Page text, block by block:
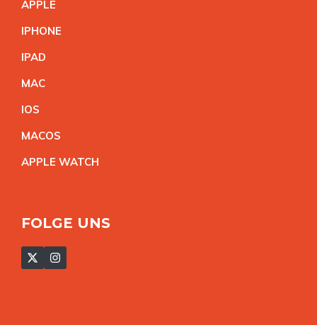
APPLE
IPHONE
IPAD
MAC
IOS
MACOS
APPLE WATCH
FOLGE UNS